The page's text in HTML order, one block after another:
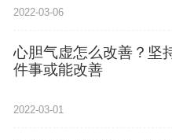
2022-03-06
心胆气虚怎么改善？坚
件事或能改善
2022-03-01